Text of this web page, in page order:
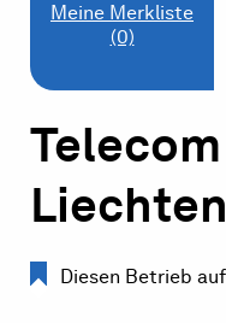
Telecom
Diesen Betrieb
Meine Merkliste
(0)